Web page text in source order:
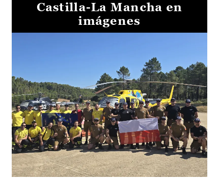
Castilla-La Mancha en
imágenes